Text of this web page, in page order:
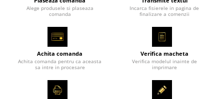
Alege produsele si plaseaza
comanda
Incarca fisierele in pagina de
finalizare a comenzii
Achita comanda
Achita comanda pentru ca aceasta
sa intre in procesare
Verifica macheta
Verifica modelul inainte de
imprimare